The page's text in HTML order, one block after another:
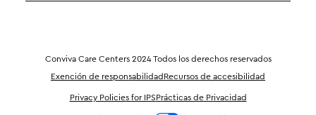
Conviva Care Centers 2024 Todos los derechos reservados
Exención de responsabilidad Recursos de accesibilidad
Privacy Policies for IPSPrácticas de Privacidad